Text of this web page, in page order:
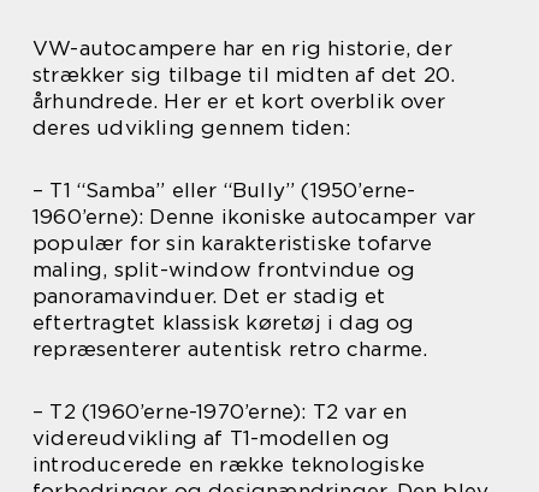
VW-autocampere har en rig historie, der
strækker sig tilbage til midten af det 20.
århundrede. Her er et kort overblik over
deres udvikling gennem tiden:
– T1 “Samba” eller “Bully” (1950’erne-
1960’erne): Denne ikoniske autocamper var
populær for sin karakteristiske tofarve
maling, split-window frontvindue og
panoramavinduer. Det er stadig et
eftertragtet klassisk køretøj i dag og
repræsenterer autentisk retro charme.
– T2 (1960’erne-1970’erne): T2 var en
videreudvikling af T1-modellen og
introducerede en række teknologiske